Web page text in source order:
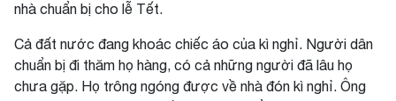
nhà chuẩn bị cho lễ Tết.
Cả đất nước đang khoác chiếc áo của kì nghỉ. Người dân
chuẩn bị đi thăm họ hàng, có cả những người đã lâu họ
chưa gặp. Họ trông ngóng được về nhà đón kì nghỉ. Ông